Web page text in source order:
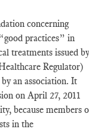
concerning
practices” in
treatments issued by
Regulator)
an association. It
on April 27, 2011
because members
in the